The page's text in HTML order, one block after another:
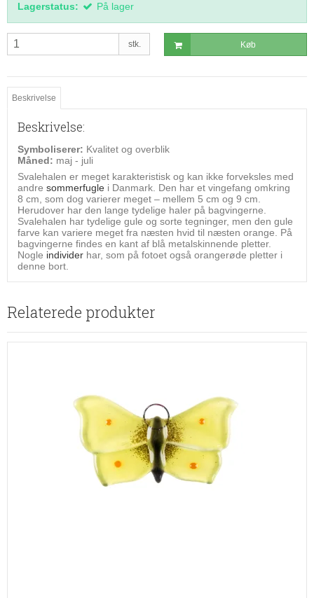
Lagerstatus: På lager
stk. Køb
Beskrivelse
Beskrivelse:
Symboliserer: Kvalitet og overblik
Måned: maj - juli
Svalehalen er meget karakteristisk og kan ikke forveksles med
andre sommerfugle i Danmark. Den har et vingefang omkring
8 cm, som dog varierer meget – mellem 5 cm og 9 cm.
Herudover har den lange tydelige haler på bagvingerne.
Svalehalen har tydelige gule og sorte tegninger, men den gule
farve kan variere meget fra næsten hvid til næsten orange. På
bagvingerne findes en kant af blå metalskinnende pletter.
Nogle individer har, som på fotoet også orangerøde pletter i
denne bort.
Relaterede produkter